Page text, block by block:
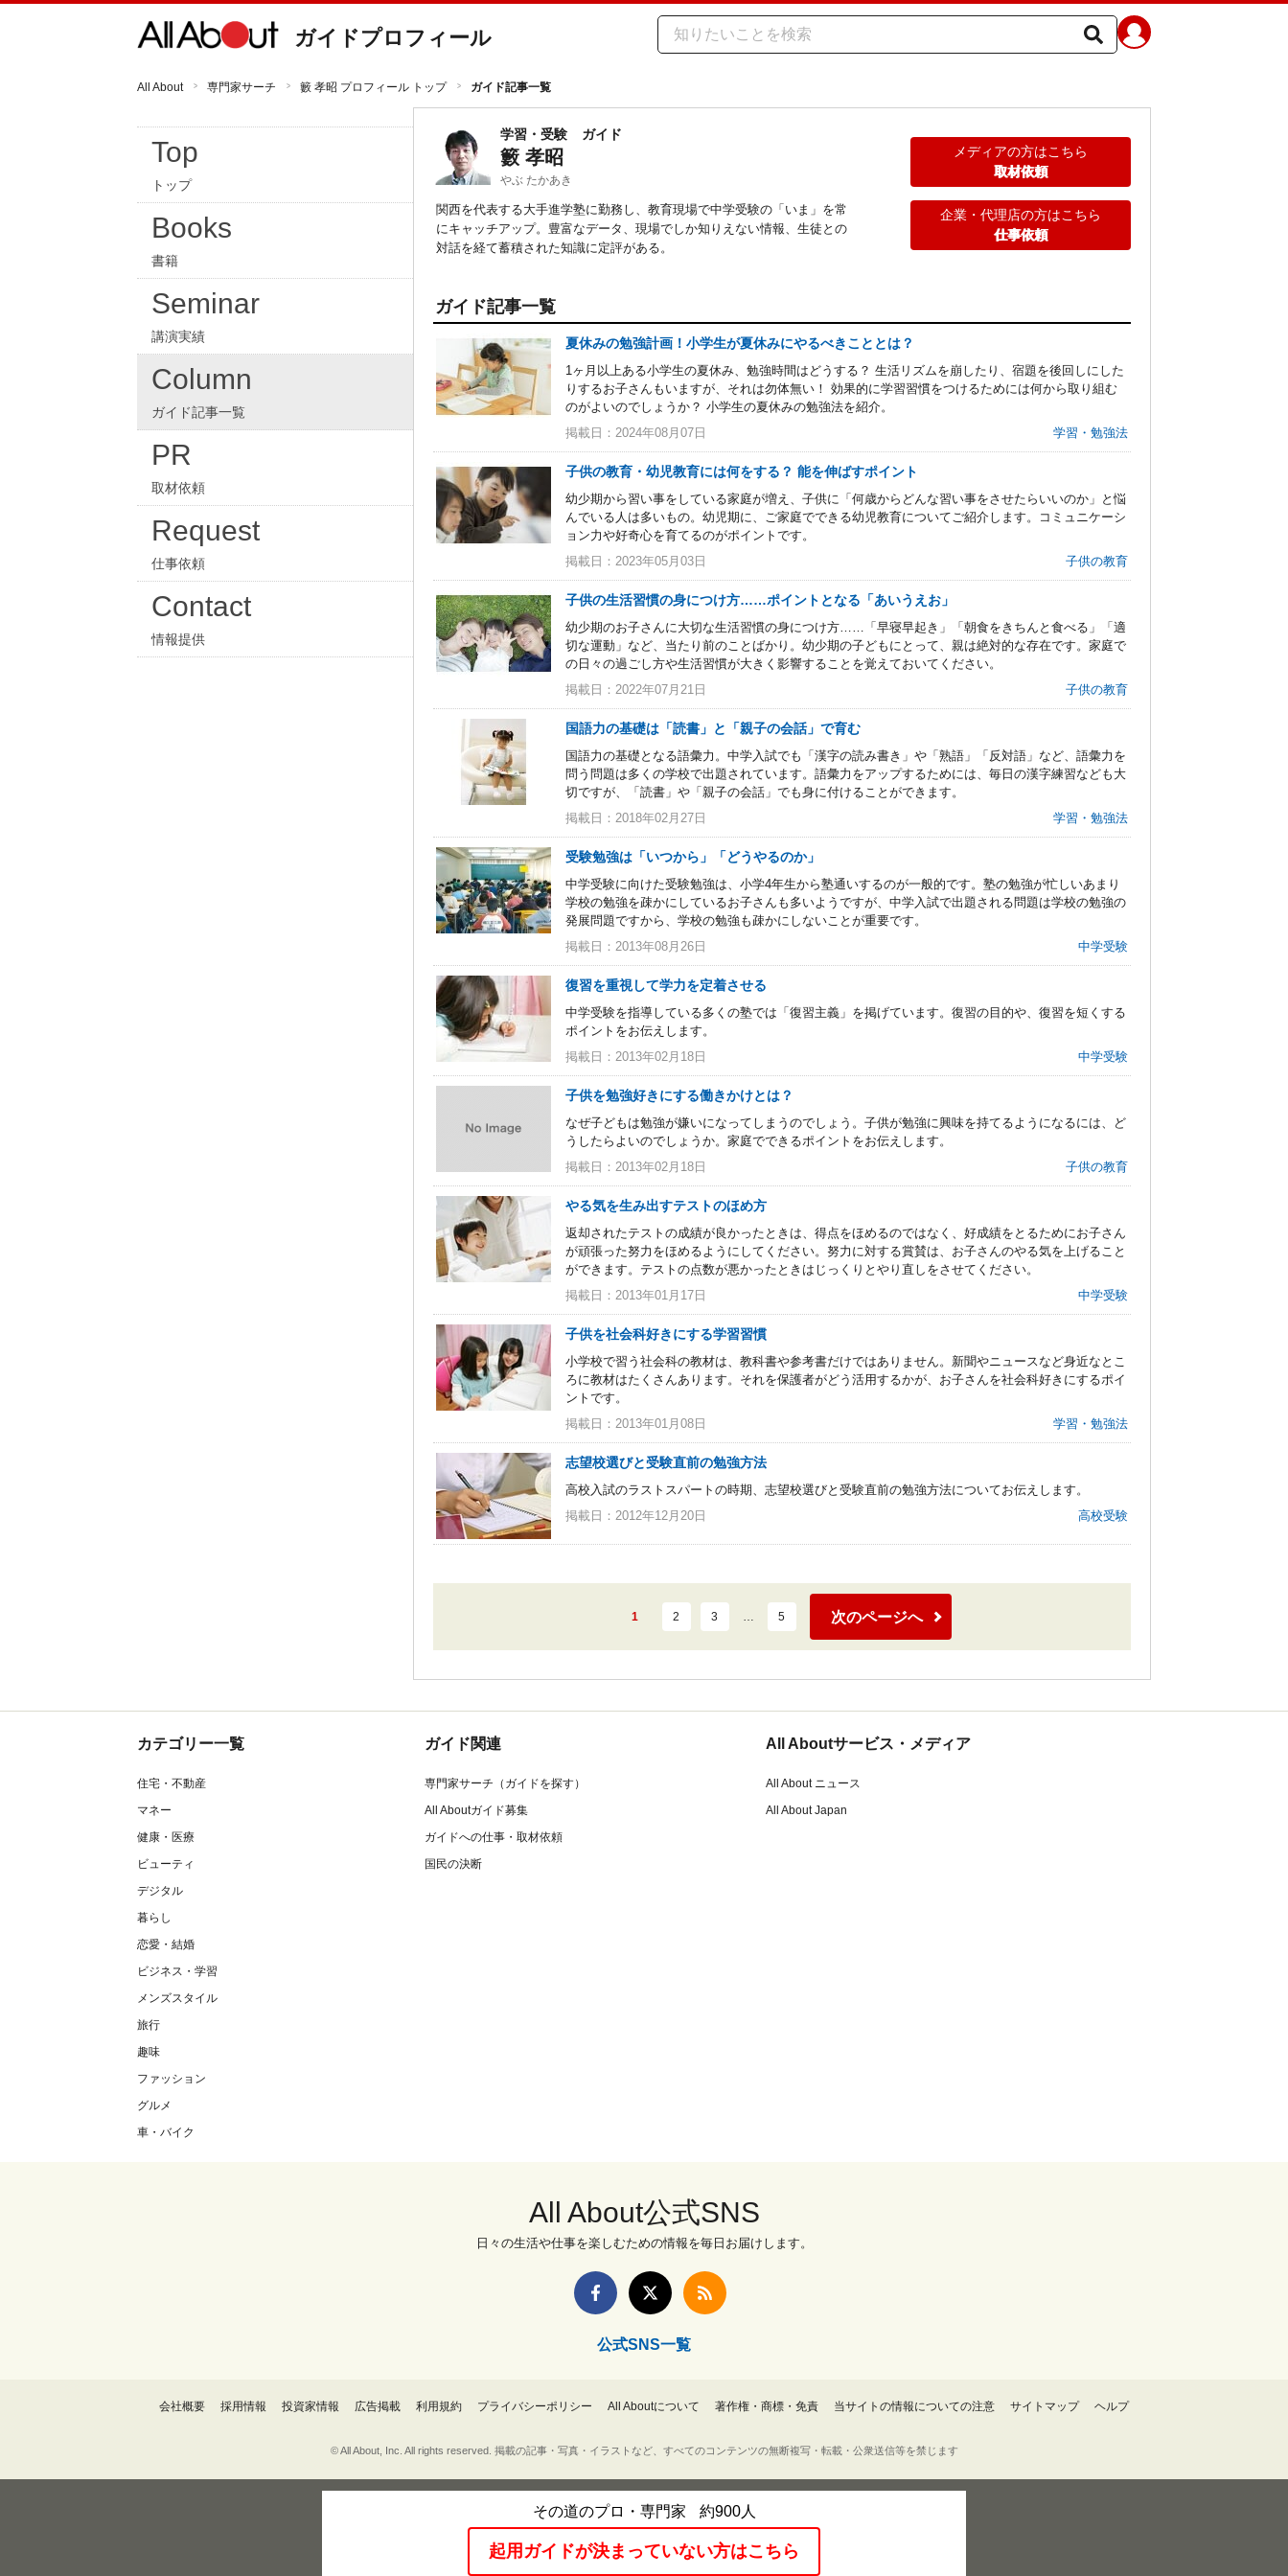
ガイドプロフィール
All About 専門家サーチ 籔 孝昭 プロフィール トップ ガイド記事一覧
Top
トップ
Books
書籍
Seminar
講演実績
Column
ガイド記事一覧
PR
取材依頼
Request
仕事依頼
Contact
情報提供
学習・受験 ガイド
籔 孝昭
やぶ たかあき
関西を代表する大手進学塾に勤務し、教育現場で中学受験の「いま」を常
にキャッチアップ。豊富なデータ、現場でしか知りえない情報、生徒との
対話を経て蓄積された知識に定評がある。
メディアの方はこちら
取材依頼
企業・代理店の方はこちら
仕事依頼
ガイド記事一覧
夏休みの勉強計画！小学生が夏休みにやるべきこととは？
1ヶ月以上ある小学生の夏休み、勉強時間はどうする？ 生活リズムを崩したり、宿題を後回しにした
りするお子さんもいますが、それは勿体無い！ 効果的に学習習慣をつけるためには何から取り組む
のがよいのでしょうか？ 小学生の夏休みの勉強法を紹介。
掲載日：2024年08月07日
学習・勉強法
子供の教育・幼児教育には何をする？ 能を伸ばすポイント
幼少期から習い事をしている家庭が増え、子供に「何歳からどんな習い事をさせたらいいのか」と悩
んでいる人は多いもの。幼児期に、ご家庭でできる幼児教育についてご紹介します。コミュニケーシ
ョン力や好奇心を育てるのがポイントです。
掲載日：2023年05月03日
子供の教育
子供の生活習慣の身につけ方……ポイントとなる「あいうえお」
幼少期のお子さんに大切な生活習慣の身につけ方……「早寝早起き」「朝食をきちんと食べる」「適
切な運動」など、当たり前のことばかり。幼少期の子どもにとって、親は絶対的な存在です。家庭で
の日々の過ごし方や生活習慣が大きく影響することを覚えておいてください。
掲載日：2022年07月21日
子供の教育
国語力の基礎は「読書」と「親子の会話」で育む
国語力の基礎となる語彙力。中学入試でも「漢字の読み書き」や「熟語」「反対語」など、語彙力を
問う問題は多くの学校で出題されています。語彙力をアップするためには、毎日の漢字練習なども大
切ですが、「読書」や「親子の会話」でも身に付けることができます。
掲載日：2018年02月27日
学習・勉強法
受験勉強は「いつから」「どうやるのか」
中学受験に向けた受験勉強は、小学4年生から塾通いするのが一般的です。塾の勉強が忙しいあまり
学校の勉強を疎かにしているお子さんも多いようですが、中学入試で出題される問題は学校の勉強の
発展問題ですから、学校の勉強も疎かにしないことが重要です。
掲載日：2013年08月26日
中学受験
復習を重視して学力を定着させる
中学受験を指導している多くの塾では「復習主義」を掲げています。復習の目的や、復習を短くする
ポイントをお伝えします。
掲載日：2013年02月18日
中学受験
子供を勉強好きにする働きかけとは？
なぜ子どもは勉強が嫌いになってしまうのでしょう。子供が勉強に興味を持てるようになるには、ど
うしたらよいのでしょうか。家庭でできるポイントをお伝えします。
掲載日：2013年02月18日
子供の教育
やる気を生み出すテストのほめ方
返却されたテストの成績が良かったときは、得点をほめるのではなく、好成績をとるためにお子さん
が頑張った努力をほめるようにしてください。努力に対する賞賛は、お子さんのやる気を上げること
ができます。テストの点数が悪かったときはじっくりとやり直しをさせてください。
掲載日：2013年01月17日
中学受験
子供を社会科好きにする学習習慣
小学校で習う社会科の教材は、教科書や参考書だけではありません。新聞やニュースなど身近なとこ
ろに教材はたくさんあります。それを保護者がどう活用するかが、お子さんを社会科好きにするポイ
ントです。
掲載日：2013年01月08日
学習・勉強法
志望校選びと受験直前の勉強方法
高校入試のラストスパートの時期、志望校選びと受験直前の勉強方法についてお伝えします。
掲載日：2012年12月20日
高校受験
1 2 3 … 5 次のページへ
カテゴリー一覧
住宅・不動産
マネー
健康・医療
ビューティ
デジタル
暮らし
恋愛・結婚
ビジネス・学習
メンズスタイル
旅行
趣味
ファッション
グルメ
車・バイク
ガイド関連
専門家サーチ（ガイドを探す）
All Aboutガイド募集
ガイドへの仕事・取材依頼
国民の決断
All Aboutサービス・メディア
All About ニュース
All About Japan
All About公式SNS
日々の生活や仕事を楽しむための情報を毎日お届けします。
公式SNS一覧
会社概要 採用情報 投資家情報 広告掲載 利用規約 プライバシーポリシー All Aboutについて 著作権・商標・免責 当サイトの情報についての注意 サイトマップ ヘルプ
© All About, Inc. All rights reserved. 掲載の記事・写真・イラストなど、すべてのコンテンツの無断複写・転載・公衆送信等を禁じます
その道のプロ・専門家 約900人
起用ガイドが決まっていない方はこちら